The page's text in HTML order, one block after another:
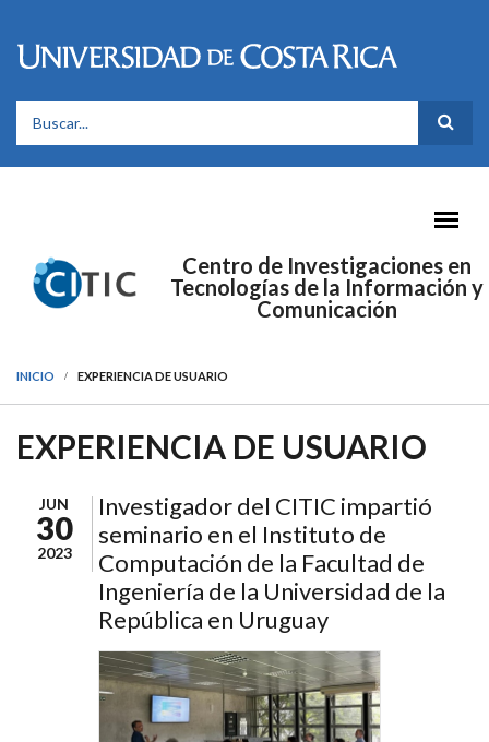
FORMULARIO DE BÚSQUEDA
Centro de Investigaciones en
Tecnologías de la Información y
Comunicación
INICIO EXPERIENCIA DE USUARIO
EXPERIENCIA DE USUARIO
JUN
30
2023
Investigador del CITIC impartió
seminario en el Instituto de
Computación de la Facultad de
Ingeniería de la Universidad de la
República en Uruguay